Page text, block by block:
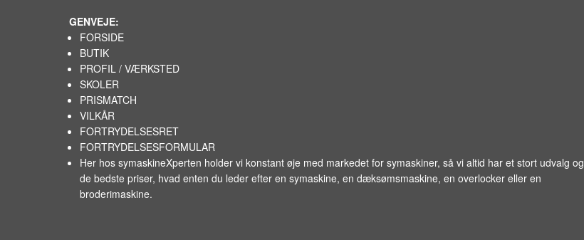
GENVEJE:
FORSIDE
BUTIK
PROFIL / VÆRKSTED
SKOLER
PRISMATCH
VILKÅR
FORTRYDELSESRET
FORTRYDELSESFORMULAR
Her hos symaskineXperten holder vi konstant øje med markedet forsymaskiner, så vi altid har et stort udvalg og
de bedste priser, hvad enten du leder efter en symaskine, en dæksømsmaskine, en overlocker eller en
broderimaskine.